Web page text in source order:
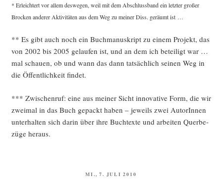
* Erleich­tert vor allem des­we­gen, weil mit dem Abschluss­band ein letz­ter gro­ßer
Bro­cken ande­rer Akti­vi­tä­ten aus dem Weg zu mei­ner Diss. geräumt ist …
** Es gibt auch noch ein Buch­ma­nu­skript zu einem Pro­jekt, das
von 2002 bis 2005 gelau­fen ist, und an dem ich betei­ligt war …
mal schau­en, ob und wann das dann tat­säch­lich sei­nen Weg in
die Öffent­lich­keit findet.
*** Zwi­schen­ruf: eine aus mei­ner Sicht inno­va­ti­ve Form, die wir
zwei­mal in das Buch gepackt haben – jeweils zwei AutorIn­nen
unter­hal­ten sich dar­in über ihre Buch­tex­te und arbei­ten Quer­be­
zü­ge heraus.
VERÖFFENTLICHT
MI., 7. JULI 2010